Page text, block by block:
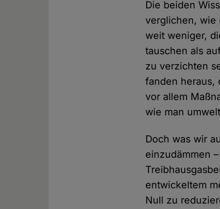
Die beiden
verglichen, wie
weit weniger,
tauschen als
zu verzichten
fanden heraus,
vor allem
wie man
Doch was wir
einzudämmen
entwickeltem
Null zu